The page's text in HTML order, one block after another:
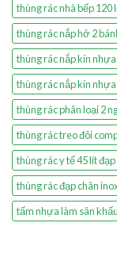
thùng rác nhà bếp 120
thùng rác nắp hở 2
thùng rác nắp kín
thùng rác nắp kín
thùng rác phân loại 2
thùng rác treo đôi
thùng rác y tế 45 lít đạp
thùng rác đạp chân
tấm nhựa làm sân khấu